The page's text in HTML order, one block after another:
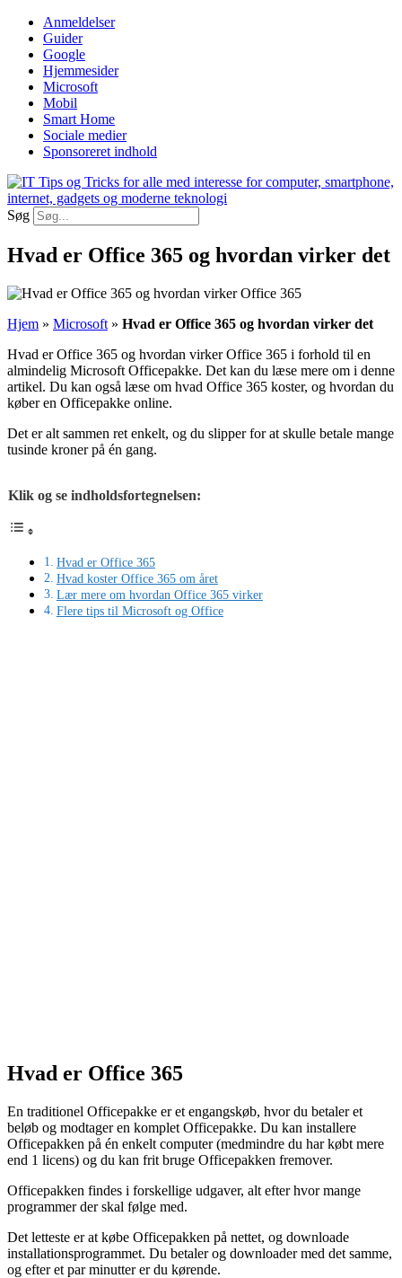
Videre
indhold
Anmeldelser
Guider
Google
Hjemmesider
Microsoft
Mobil
Smart Home
Sociale medier
Sponsoreret indhold
Søg
Hvad er Office 365 og hvordan virker det
Hjem » Microsoft » Hvad er Office 365 og hvordan virker det
Hvad er Office 365 og hvordan virker Office 365 i forhold til en
almindelig Microsoft Officepakke. Det kan du læse mere om i denne
artikel. Du kan også læse om hvad Office 365 koster, og hvordan du
køber en Officepakke online.
Det er alt sammen ret enkelt, og du slipper for at skulle betale mange
tusinde kroner på én gang.
Klik og se indholdsfortegnelsen:
Hvad er Office 365
Hvad koster Office 365 om året
Lær mere om hvordan Office 365 virker
Flere tips til Microsoft og Office
Hvad er Office 365
En traditionel Officepakke er et engangskøb, hvor du betaler et
beløb og modtager en komplet Officepakke. Du kan installere
Officepakken på én enkelt computer (medmindre du har købt mere
end 1 licens) og du kan frit bruge Officepakken fremover.
Officepakken findes i forskellige udgaver, alt efter hvor mange
programmer der skal følge med.
Det letteste er at købe Officepakken på nettet, og downloade
installationsprogrammet. Du betaler og downloader med det samme,
og efter et par minutter er du kørende.